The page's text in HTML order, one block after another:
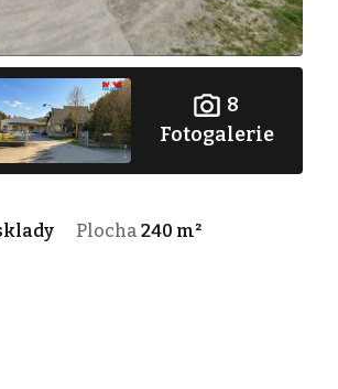
8
Fotogalerie
Plocha 240 m²